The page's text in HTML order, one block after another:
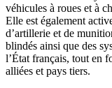
véhicules à roues et à
Elle est également
d’artillerie et de
blindés ainsi que des
l’État français, tout en
alliées et pays tiers.